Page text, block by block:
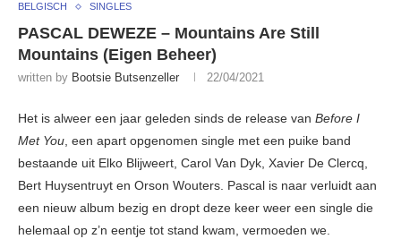
BELGISCH SINGLES
PASCAL DEWEZE – Mountains Are Still
Mountains (Eigen Beheer)
written by Bootsie Butsenzeller 22/04/2021
Het is alweer een jaar geleden sinds de release van Before I
Met You, een apart opgenomen single met een puike band
bestaande uit Elko Blijweert, Carol Van Dyk, Xavier De Clercq,
Bert Huysentruyt en Orson Wouters. Pascal is naar verluidt aan
een nieuw album bezig en dropt deze keer weer een single die
helemaal op z’n eentje tot stand kwam, vermoeden we.